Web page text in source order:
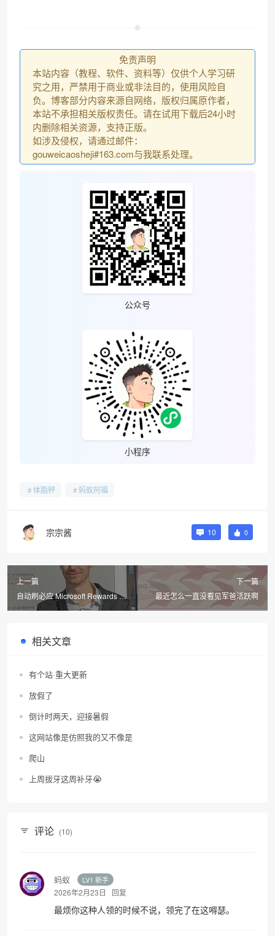
•
免责声明
本站内容（教程、软件、资料等）仅供个人学习研
究之用，严禁用于商业或非法目的，使用风险自
负。博客部分内容来源自网络，版权归属原作者，
本站不承担相关版权责任。请在试用下载后24小时
内删除相关资源，支持正版。
如涉及侵权，请通过邮件：
gouweicaosheji#163.com与我联系处理。
公众号
小程序
体脂秤 蚂蚁阿福
宗宗酱 10 0
上一篇
自动刷必应 Microsoft Rewards 积
分：一款 Chrome 插件介绍与使用
下一篇
最近怎么一直没看见军爸活跃啊
相关文章
有个站·重大更新
放假了
倒计时两天，迎接暑假
这网站像是仿照我的又不像是
爬山
上周拔牙这周补牙😭
评论 (10)
蚂蚁 LV1 新手
2026年2月23日 回复
最烦你这种人领的时候不说，领完了在这嘚瑟。